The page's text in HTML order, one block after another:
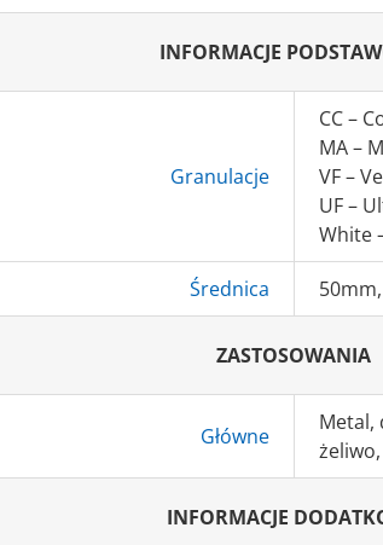
INFORMACJE
Granulacje
CC –
MA –
VF –
UF –
White
Średnica
ZASTOSOWANIA
Główne
Metal,
INFORMACJE